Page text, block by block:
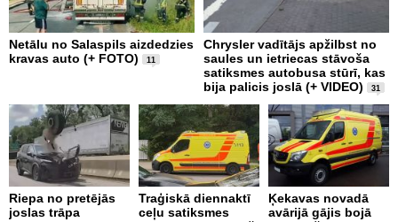
Netālu no Salaspils aizdedzies
kravas auto (+ FOTO)
11
Chrysler vadītājs apžilbst no
saules un ietriecas stāvoša
satiksmes autobusa stūrī, kas
bija palicis joslā (+ VIDEO)
31
Riepa no pretējās
joslas trāpa
Traģiskā diennaktī
ceļu satiksmes
Ķekavas novadā
avārijā gājis bojā